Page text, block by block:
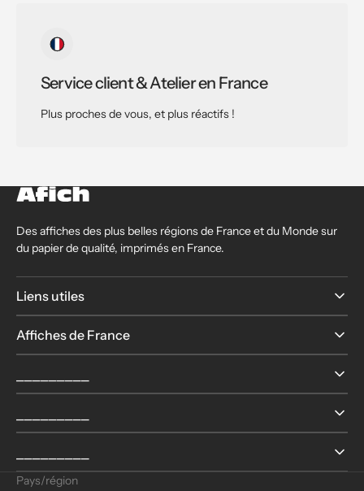
Service client & Atelier en France
Plus proches de vous, et plus réactifs !
Des affiches des plus belles régions de France et du Monde sur
du papier de qualité, imprimés en France.
Liens utiles
Affiches de France
Pays/région